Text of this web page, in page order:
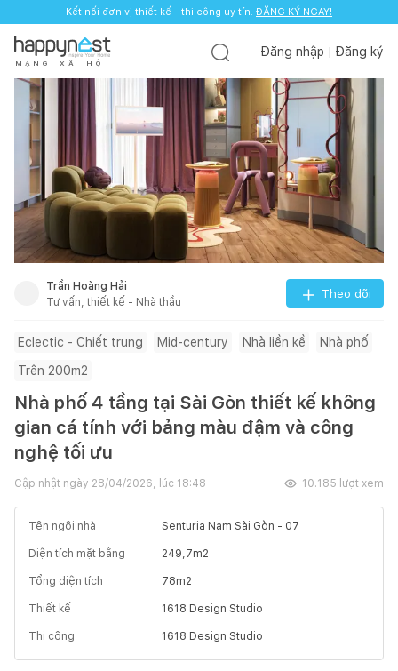
Kết nối đơn vị thiết kế - thi công uy tín. ĐĂNG KÝ NGAY!
M Ạ N G X Ã H Ộ I
Đăng nhập Đăng ký
Trần Hoàng Hải
Tư vấn, thiết kế - Nhà thầu
Theo dõi
Eclectic - Chiết trung Mid-century Nhà liền kề
Nhà phố
Trên 200m2
Nhà phố 4 tầng tại Sài Gòn thiết kế không
gian cá tính với bảng màu đậm và công
nghệ tối ưu
Cập nhật ngày 28/04/2026, lúc 18:48 10.185 lượt xem
Tên ngôi nhà Senturia Nam Sài Gòn - 07
Diện tích mặt bằng 249,7m2
Tổng diện tích 78m2
Thiết kế 1618 Design Studio
Thi công 1618 Design Studio